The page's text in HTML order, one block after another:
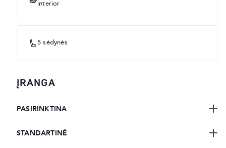
interior
5 sėdynės
ĮRANGA
PASIRINKTINA
STANDARTINĖ